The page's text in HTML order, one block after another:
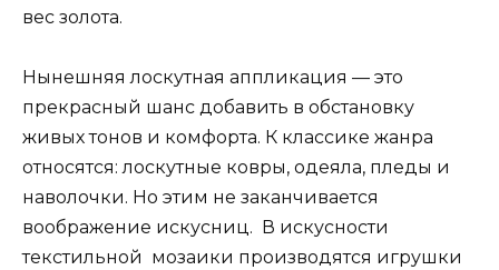
вес золота.
Нынешняя лоскутная аппликация — это
прекрасный шанс добавить в обстановку
живых тонов и комфорта. К классике жанра
относятся: лоскутные ковры, одеяла, пледы и
наволочки. Но этим не заканчивается
воображение искусниц. В искусности
текстильной мозаики производятся игрушки